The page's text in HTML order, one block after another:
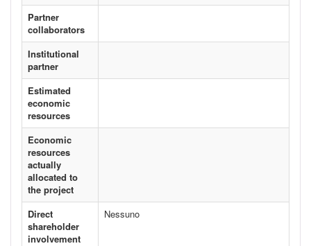
Partner
collaborators
Institutional
partner
Estimated
economic
resources
Economic
resources
actually
allocated to
the project
Direct
shareholder
involvement
Nessuno